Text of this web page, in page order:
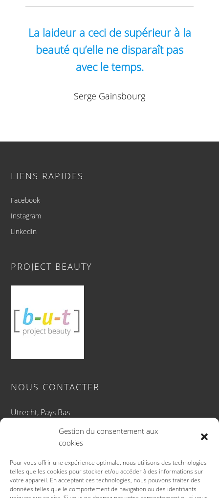
Gestion du consentement aux
cookies
Pour vous offrir une expérience optimale, nous utilisons des technologies
telles que les cookies pour stocker et/ou accéder à des informations sur
votre appareil. En acceptant ces technologies, nous pouvons traiter des
données telles que le comportement de navigation ou des identifiants
La laideur a ceci de supérieur à la
beauté qu’elle ne disparaît pas
avec le temps.
Serge Gainsbourg
LIENS RAPIDES
Facebook
Instagram
LinkedIn
PROJECT BEAUTY
NOUS CONTACTER
Utrecht, Pays Bas
ACCUEIL PROJECT BEAUTY